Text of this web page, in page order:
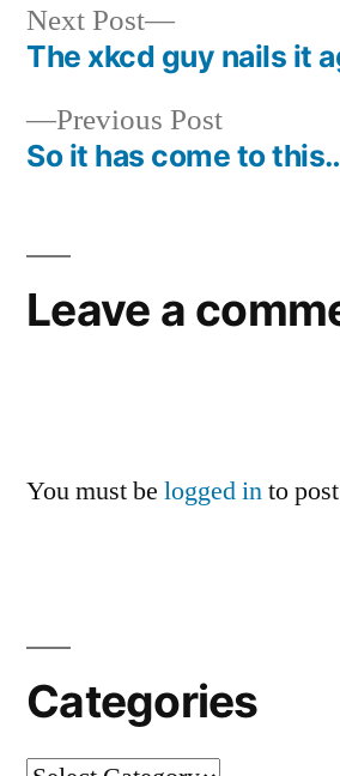
Post
navigation
Previous PostPrevious
post:
So it has come to
Next Post
Next
post:
The xkcd guy nails it
Leave a
You must be logged into
Categories